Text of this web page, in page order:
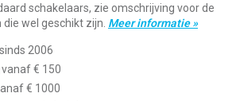
schakelaars, zie omschrijving voor de
wel geschikt zijn. Meer informatie »
2006
€ 150
€ 1000